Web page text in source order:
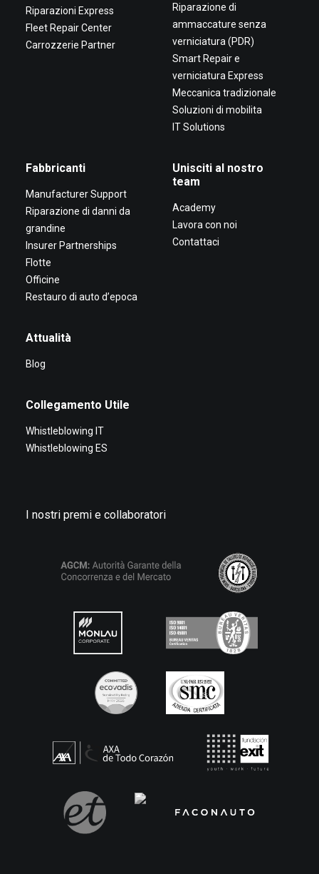
Riparazioni Express
Fleet Repair Center
Carrozzerie Partner
Riparazione di
ammaccature senza
verniciatura (PDR)
Smart Repair e
verniciatura Express
Meccanica tradizionale
Soluzioni di mobilita
IT Solutions
Fabbricanti
Manufacturer Support
Riparazione di danni da
grandine
Insurer Partnerships
Flotte
Officine
Restauro di auto d’epoca
Unisciti al nostro
team
Academy
Lavora con noi
Contattaci
Attualità
Blog
Collegamento Utile
Whistleblowing IT
Whistleblowing ES
I nostri premi e collaboratori